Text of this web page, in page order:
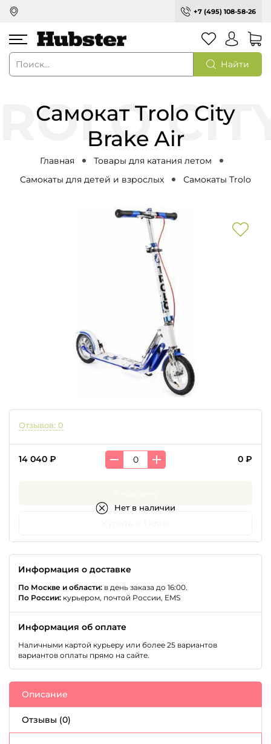
+7 (495) 108-58-26
Найти
Самокат Trolo City
Brake Air
Главная
Товары для катания летом
Самокаты для детей и взрослых
Самокаты Trolo
Отзывов: 0
14 040 ₽ 0 ₽
Нет в наличии
Информация о доставке
По Москве и области: в день заказа до 16:00.
По России: курьером, почтой России, EMS
Информация об оплате
Наличными картой курьеру или более 25 вариантов
вариантов оплаты прямо на сайте.
Описание
Отзывы (0)